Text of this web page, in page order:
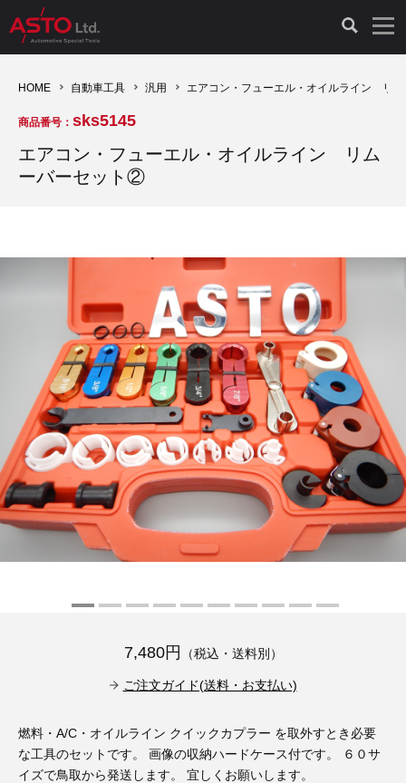
診断機（16）
キープログラマー（4）
オプション品（17）
TPMS（4）
その他（9）
診断テスター（10）
キープログラマー（20）
安定化電源ユニット（8）
バッテリーテスター（4）
古い車両用診断テスター（10）
バイク用診断テスター（7）
その他（20）
HCB TOOLS（45）
AST TOOLS（51）
ドイツ車（211）
イタリア/フランス車（27）
イギリス車（23）
アメリカ車（15）
スウェーデン車（20）
ホイールロック取り外しツール（6）
オシロスコープ（2）
オシロ関連商品（9）
その他（8）
ドイツ車（427）
イタリア/フランス車（145）
スウェーデン車（45）
日本車（40）
ロシア（8）
ブレーキキャリパーリペアキット（368）
ライト関連（6）
その他（12）
現品修理（77）
リビルト品（58）
コントロールユニット初期化（3）
イモビライザーOFF（1）
その他（6）
オシロスコープ（10）
アクセサリー（13）
HOME 自動車工具 汎用 エアコン・フューエル・オイルライン リ
商品番号： sks5145
エアコン・フューエル・オイルライン リム
ーバーセット②
7,480円 （税込・送料別）
ご注文ガイド(送料・お支払い)
燃料・A/C・オイルライン クイックカプラー を取外すとき必要
な工具のセットです。 画像の収納ハードケース付です。 ６０サ
イズで鳥取から発送します。 宜しくお願いします。